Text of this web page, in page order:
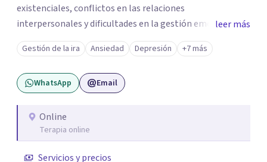
existenciales, conflictos en las relaciones
interpersonales y dificultades en la gestión emocional,
ofreciendo un espacio de escucha, comprensión y
acompañamiento terapéutico. Cada proceso terapéutico
es único. Por eso, en cada sesión se construye un espacio
seguro donde la palabra, las emociones y las experiencias
humana. A través del análisis y la reflexión conjunta,
buscamos identificar aquello que genera malestar o
leer más
Gestión de la ira Ansiedad Depresión +7 más
WhatsApp Email
Online
Terapia online
Servicios y precios